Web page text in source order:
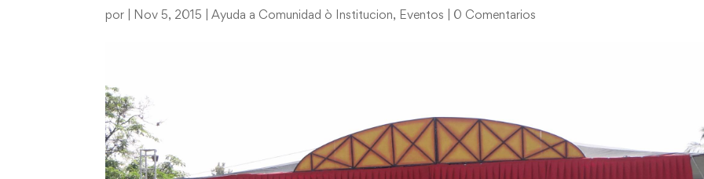
por Nov 5, 2015 |Ayuda a Comunidad ò Institucion, Eventos 0 Comentarios